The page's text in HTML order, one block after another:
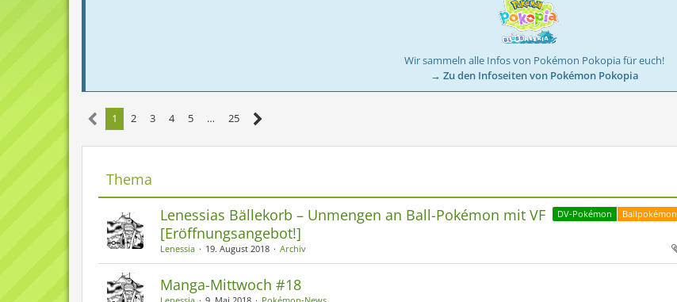
Wir sammeln alle Infos von Pokémon Pokopia für euch!
→ Zu den Infoseiten von Pokémon Pokopia
1 2 3 4 5 … 25
Thema
DV-Pokémon Ballpokémon
Lenessias Bällekorb – Unmengen an Ball-Pokémon mit VF
[Eröffnungsangebot!]
Lenessia 19. August 2018 Archiv
Manga-Mittwoch #18
Lenessia 9. Mai 2018 Pokémon-News